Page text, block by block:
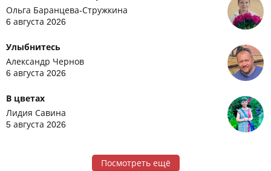
Ольга Баранцева-Стружкина
6 августа 2026
Улыбнитесь
Александр Чернов
6 августа 2026
В цветах
Лидия Савина
5 августа 2026
Посмотреть ещё